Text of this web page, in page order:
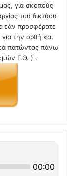
για σκοπούς
του δικτύου
εάν προσφέρατε
την ορθή και
πατώντας πάνω
Γ.Θ. ) .